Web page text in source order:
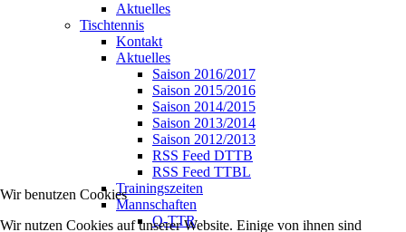
Aktuelles
Tischtennis
Kontakt
Aktuelles
Saison 2016/2017
Saison 2015/2016
Saison 2014/2015
Saison 2013/2014
Saison 2012/2013
RSS Feed DTTB
RSS Feed TTBL
Trainingszeiten
Mannschaften
Q-TTR
Wir benutzen Cookies
Wir nutzen Cookies auf unserer Website. Einige von ihnen sind